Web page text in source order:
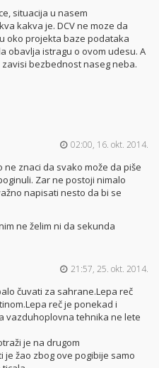
situacija u nasem
kakva je. DCV ne moze da
oko projekta baze podataka
obavlja istragu o ovom udesu. A
bezbednost naseg neba.
02:00, 16. okt. 2014.
ne znaci da svako može da piše
Zar ne postoji nimalo
napisati nesto da bi se
ne želim ni da sekunda
21:57, 25. okt. 2014.
čuvati za sahrane.Lepa reč
reč je ponekad i
vazduhoplovna tehnika ne lete
je na drugom
je žao zbog ove pogibije samo